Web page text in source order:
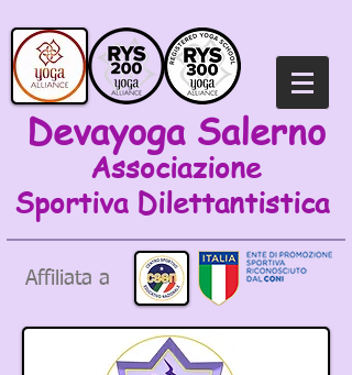
Devayoga Salerno
Associazione
Sportiva Dilettantistica
Affiliata a